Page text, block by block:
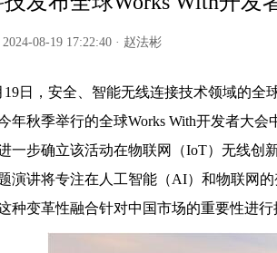
08-19 17:22:40 · 赵法彬
19日，安全、智能无线连接技术领域的全
年秋季举行的全球Works With开发者大
一步确立该活动在物联网（IoT）无线创
演讲将专注在人工智能（AI）和物联网
种变革性融合针对中国市场的重要性进行